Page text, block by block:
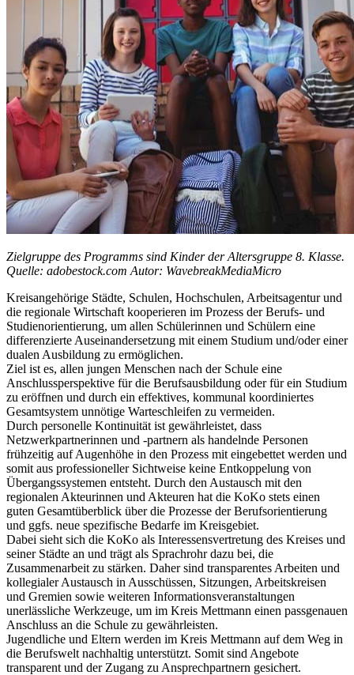
Zielgruppe des Programms sind Kinder der Altersgruppe 8. Klasse.
Quelle: adobestock.com Autor: WavebreakMediaMicro
Kreisangehörige Städte, Schulen, Hochschulen, Arbeitsagentur und
die regionale Wirtschaft kooperieren im Prozess der Berufs- und
Studienorientierung, um allen Schülerinnen und Schülern eine
differenzierte Auseinandersetzung mit einem Studium und/oder einer
dualen Ausbildung zu ermöglichen.
Ziel ist es, allen jungen Menschen nach der Schule eine
Anschlussperspektive für die Berufsausbildung oder für ein Studium
zu eröffnen und durch ein effektives, kommunal koordiniertes
Gesamtsystem unnötige Warteschleifen zu vermeiden.
Durch personelle Kontinuität ist gewährleistet, dass
Netzwerkpartnerinnen und -partnern als handelnde Personen
frühzeitig auf Augenhöhe in den Prozess mit eingebettet werden und
somit aus professioneller Sichtweise keine Entkoppelung von
Übergangssystemen entsteht. Durch den Austausch mit den
regionalen Akteurinnen und Akteuren hat die KoKo stets einen
guten Gesamtüberblick über die Prozesse der Berufsorientierung
und ggfs. neue spezifische Bedarfe im Kreisgebiet.
Dabei sieht sich die KoKo als Interessensvertretung des Kreises und
seiner Städte an und trägt als Sprachrohr dazu bei, die
Zusammenarbeit zu stärken. Daher sind transparentes Arbeiten und
kollegialer Austausch in Ausschüssen, Sitzungen, Arbeitskreisen
und Gremien sowie weiteren Informationsveranstaltungen
unerlässliche Werkzeuge, um im Kreis Mettmann einen passgenauen
Anschluss an die Schule zu gewährleisten.
Jugendliche und Eltern werden im Kreis Mettmann auf dem Weg in
die Berufswelt nachhaltig unterstützt. Somit sind Angebote
transparent und der Zugang zu Ansprechpartnern gesichert.